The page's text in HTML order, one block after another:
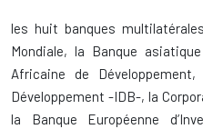
les huit banques
Mondiale, la Banque
Africaine de
Développement -IDB-, la
la Banque Européenne